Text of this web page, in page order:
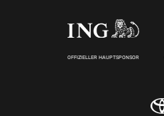
OFFIZIELLER HAUPTSPONSOR